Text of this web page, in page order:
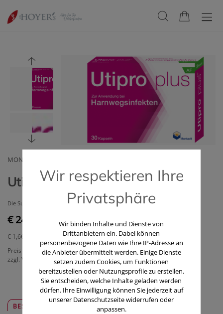
MONTAVIT GMBH
Utipro Plus AF Kapseln (15 Stk.)
Die Superkraft, die beides schafft
€ 24,90
€ 1,66
Preis inkl. MwSt.
zzgl. Versandkosten
BESCHREIBUNG SICHER & REGIONAL
Wir respektieren Ihre
Privatsphäre
Wir binden Inhalte und Dienste von
Drittanbietern ein. Dabei können
personenbezogene Daten wie Ihre IP-Adresse an
die Anbieter übermittelt werden. Einige Dienste
setzen zudem Cookies, um Funktionen
bereitzustellen oder Nutzungsprofile zu erstellen.
Sie entscheiden, welche Inhalte geladen werden
dürfen. Ihre Einwilligung können Sie jederzeit auf
unserer Datenschutzseite widerrufen oder
anpassen.